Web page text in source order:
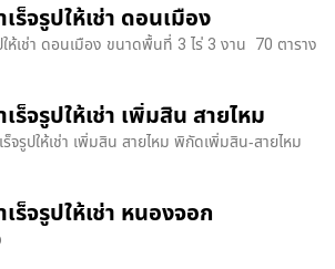
ร็จรูปให้เช่า ดอนเมือง
ให้เช่า ดอนเมือง ขนาดพื้นที่ 3 ไร่ 3 งาน 70 ตาราง
ร็จรูปให้เช่า เพิ่มสิน สายไหม
ร็จรูปให้เช่า เพิ่มสิน สายไหม พิกัดเพิ่มสิน-สายไหม
ร็จรูปให้เช่า หนองจอก